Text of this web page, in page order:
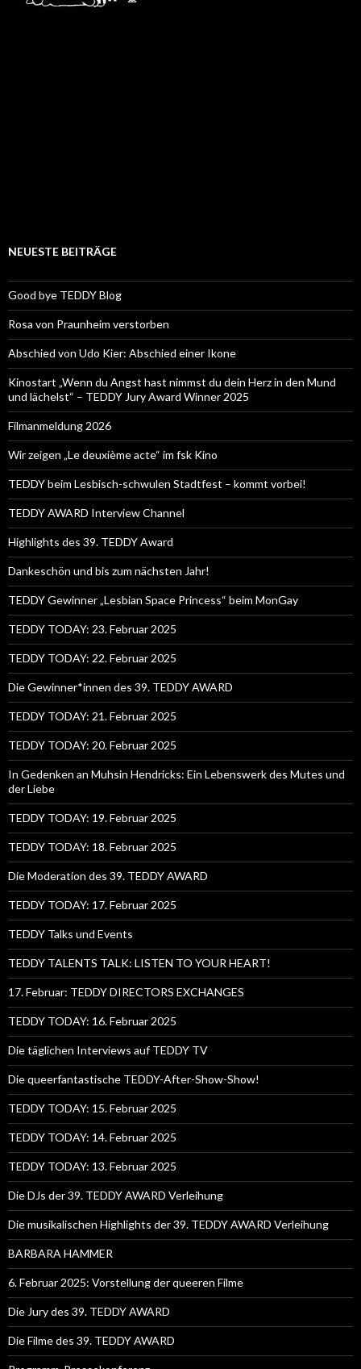
NEUESTE BEITRÄGE
Good bye TEDDY Blog
Rosa von Praunheim verstorben
Abschied von Udo Kier: Abschied einer Ikone
Kinostart „Wenn du Angst hast nimmst du dein Herz in den Mund
und lächelst“ – TEDDY Jury Award Winner 2025
Filmanmeldung 2026
Wir zeigen „Le deuxième acte“ im fsk Kino
TEDDY beim Lesbisch-schwulen Stadtfest – kommt vorbei!
TEDDY AWARD Interview Channel
Highlights des 39. TEDDY Award
Dankeschön und bis zum nächsten Jahr!
TEDDY Gewinner „Lesbian Space Princess“ beim MonGay
TEDDY TODAY: 23. Februar 2025
TEDDY TODAY: 22. Februar 2025
Die Gewinner*innen des 39. TEDDY AWARD
TEDDY TODAY: 21. Februar 2025
TEDDY TODAY: 20. Februar 2025
In Gedenken an Muhsin Hendricks: Ein Lebenswerk des Mutes und
der Liebe
TEDDY TODAY: 19. Februar 2025
TEDDY TODAY: 18. Februar 2025
Die Moderation des 39. TEDDY AWARD
TEDDY TODAY: 17. Februar 2025
TEDDY Talks und Events
TEDDY TALENTS TALK: LISTEN TO YOUR HEART!
17. Februar: TEDDY DIRECTORS EXCHANGES
TEDDY TODAY: 16. Februar 2025
Die täglichen Interviews auf TEDDY TV
Die queerfantastische TEDDY-After-Show-Show!
TEDDY TODAY: 15. Februar 2025
TEDDY TODAY: 14. Februar 2025
TEDDY TODAY: 13. Februar 2025
Die DJs der 39. TEDDY AWARD Verleihung
Die musikalischen Highlights der 39. TEDDY AWARD Verleihung
BARBARA HAMMER
6. Februar 2025: Vorstellung der queeren Filme
Die Jury des 39. TEDDY AWARD
Die Filme des 39. TEDDY AWARD